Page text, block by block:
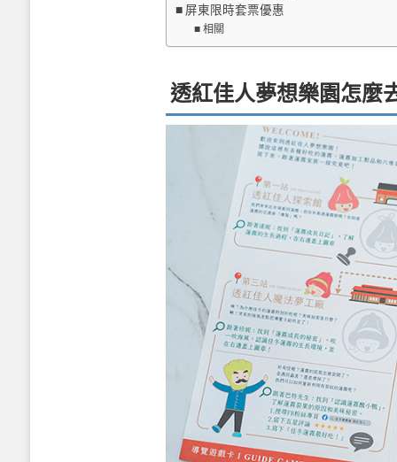
屏東限時套票優惠
相關
透紅佳人夢想樂園怎麼